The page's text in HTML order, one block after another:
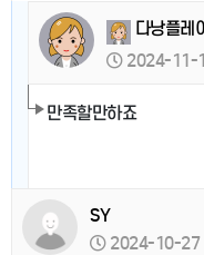
다낭플레
2024-11-
만족할만하죠
SY
2024-10-27